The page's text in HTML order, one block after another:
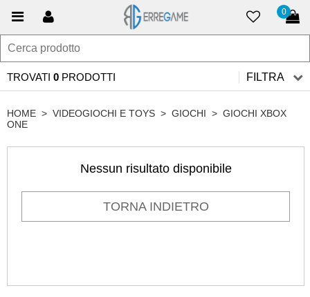
0
TROVATI 0 PRODOTTI FILTRA
HOME > VIDEOGIOCHI E TOYS > GIOCHI > GIOCHI XBOX
ONE
Nessun risultato disponibile
TORNA INDIETRO